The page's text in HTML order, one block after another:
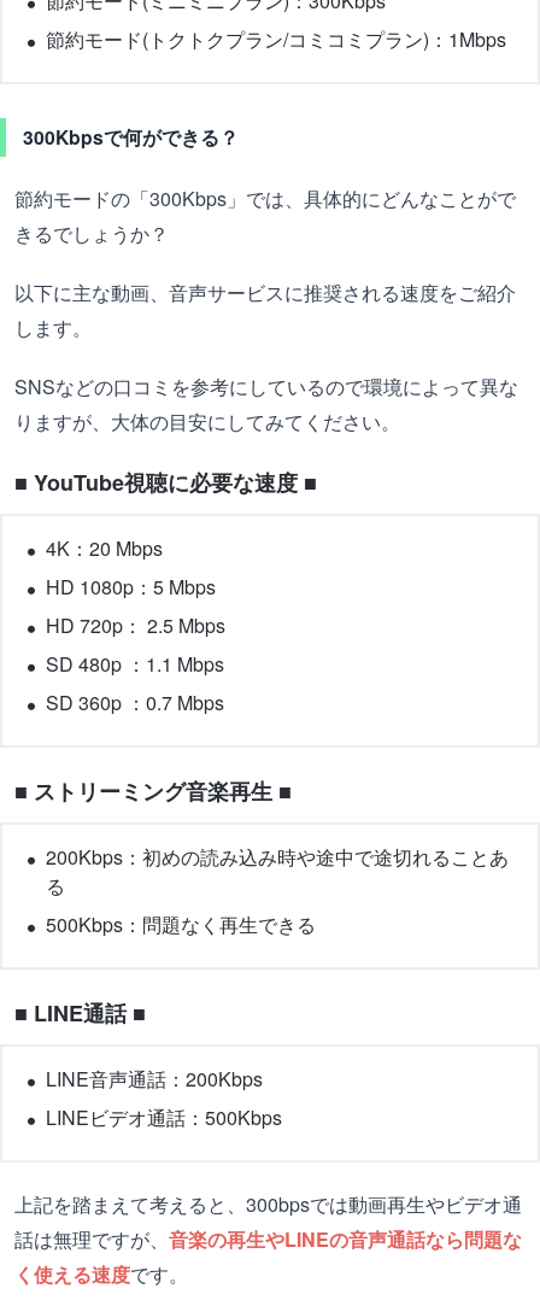
節約モード(トクトクプラン/コミコミプラン)：1Mbps
300Kbpsで何ができる？
節約モードの「300Kbps」では、具体的にどんなことがで
きるでしょうか？
以下に主な動画、音声サービスに推奨される速度をご紹介
します。
SNSなどの口コミを参考にしているので環境によって異な
りますが、大体の目安にしてみてください。
■ YouTube視聴に必要な速度 ■
4K：20 Mbps
HD 1080p：5 Mbps
HD 720p： 2.5 Mbps
SD 480p ：1.1 Mbps
SD 360p ：0.7 Mbps
■ ストリーミング音楽再生 ■
200Kbps：初めの読み込み時や途中で途切れることあ
る
500Kbps：問題なく再生できる
■ LINE通話 ■
LINE音声通話：200Kbps
LINEビデオ通話：500Kbps
上記を踏まえて考えると、300bpsでは動画再生やビデオ通
話は無理ですが、 音楽の再生やLINEの音声通話なら問題な
く使える速度です。